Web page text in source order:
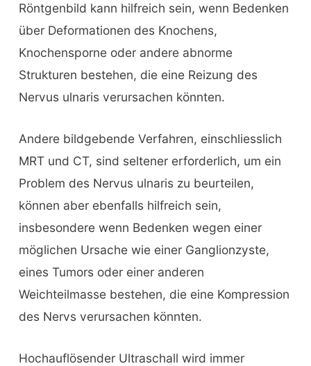
Röntgenbild kann hilfreich sein, wenn Bedenken
über Deformationen des Knochens,
Knochensporne oder andere abnorme
Strukturen bestehen, die eine Reizung des
Nervus ulnaris verursachen könnten.
Andere bildgebende Verfahren, einschliesslich
MRT und CT, sind seltener erforderlich, um ein
Problem des Nervus ulnaris zu beurteilen,
können aber ebenfalls hilfreich sein,
insbesondere wenn Bedenken wegen einer
möglichen Ursache wie einer Ganglionzyste,
eines Tumors oder einer anderen
Weichteilmasse bestehen, die eine Kompression
des Nervs verursachen könnten.
Hochauflösender Ultraschall wird immer